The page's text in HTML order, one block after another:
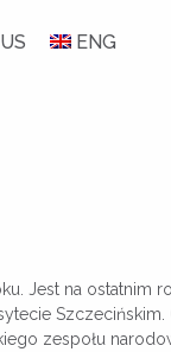
ENG
Jest na ostatnim
zespołu